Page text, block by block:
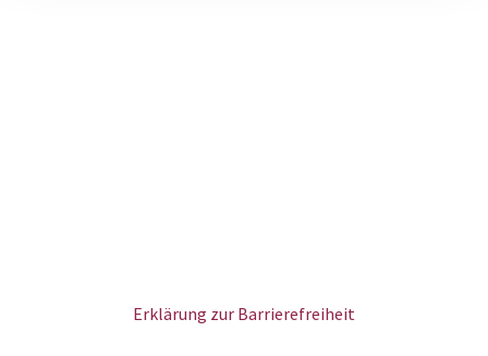
Erklärung zur Barrierefreiheit